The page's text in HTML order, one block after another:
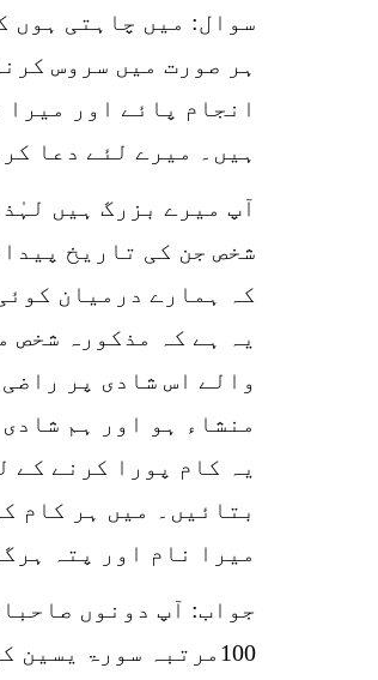
سوال: میں چاہتی ہوں
ہر صورت میں سروس
انجام پائے اور
ہیں۔ میرے لئے دعا
آپ میرے بزرگ ہیں
کہ ہمارے درمیان
یہ ہے کہ مذکورہ شخص
والے اس شادی پر
منشاء ہو اور ہم
یہ کام پورا کرنے کے
بتائیں۔ میں ہر کام
میرا نام اور پتہ
100مرتبہ سورۃ یسین کی آیت 82